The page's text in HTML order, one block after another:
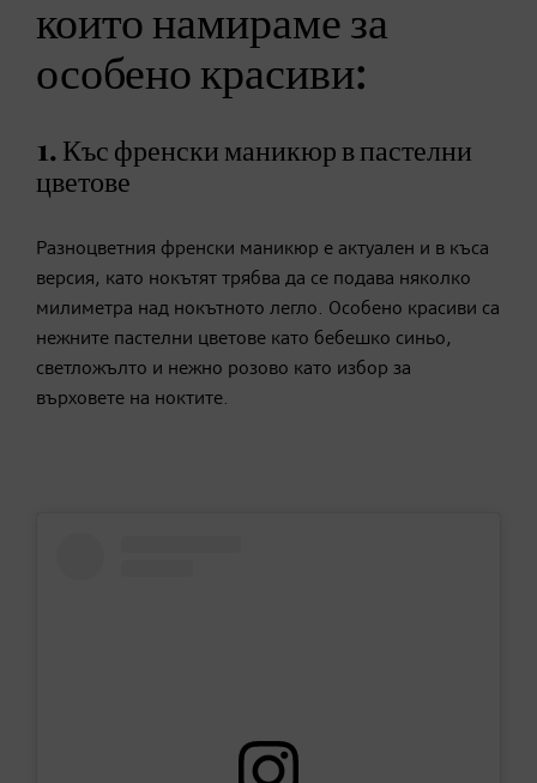
които намираме за
особено красиви:
1. Къс френски маникюр в пастелни
цветове
Разноцветния френски маникюр е актуален и в къса
версия, като нокътят трябва да се подава няколко
милиметра над нокътното легло. Особено красиви са
нежните пастелни цветове като бебешко синьо,
светложълто и нежно розово като избор за
върховете на ноктите.